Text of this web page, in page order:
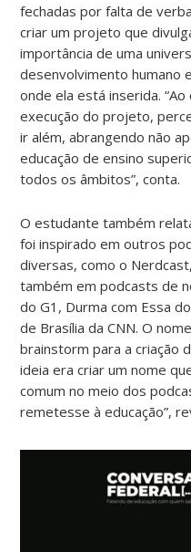
fechadas por falta de
criar um projeto que
importância de uma
desenvolvimento humano
onde ela está inserida.
execução do projeto,
ir além, abrangendo não
educação de ensino
todos os âmbitos”, conta.
O estudante também
foi inspirado em outros
diversas, como o
também em podcasts de
do G1, Durma com Essa
de Brasília da CNN. O
brainstorm para a criação
ideia era criar um nome
comum no meio dos
remetesse à educação”,